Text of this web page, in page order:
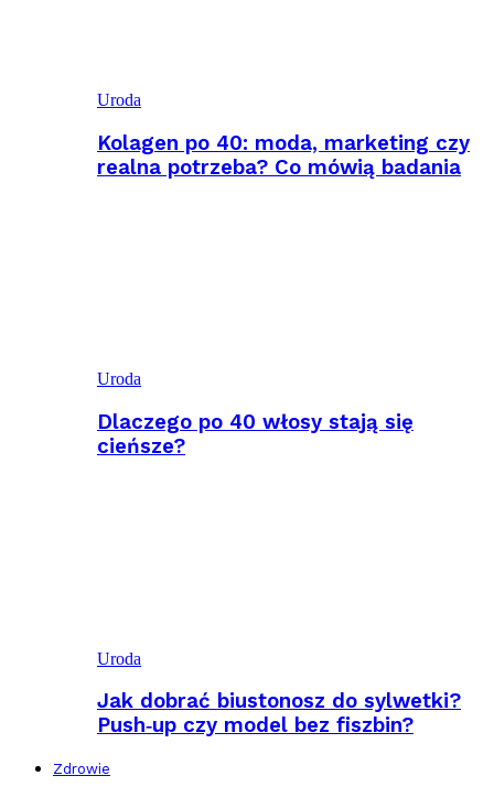
Uroda
Kolagen po 40: moda, marketing czy
realna potrzeba? Co mówią badania
Uroda
Dlaczego po 40 włosy stają się
cieńsze?
Uroda
Jak dobrać biustonosz do sylwetki?
Push‑up czy model bez fiszbin?
Zdrowie